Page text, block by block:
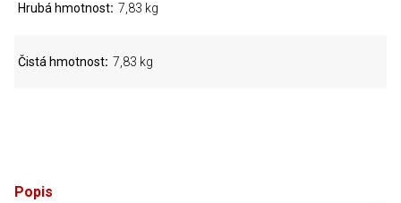
Popis
Hrubá hmotnost 7,83 kg
Čistá hmotnost 7,83 kg